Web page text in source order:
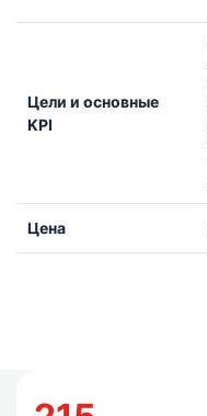
Цели и основные
KPI
Цена